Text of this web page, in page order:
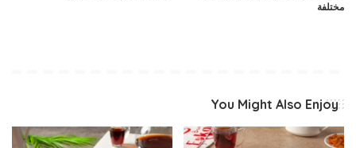
مختلفة
You Might Also Enjoy